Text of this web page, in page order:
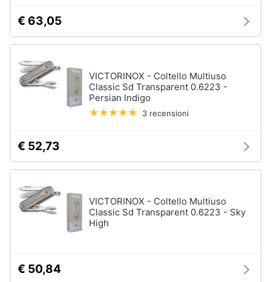
€ 63,05
VICTORINOX - Coltello Multiuso
Classic Sd Transparent 0.6223 -
Persian Indigo
3 recensioni
€ 52,73
VICTORINOX - Coltello Multiuso
Classic Sd Transparent 0.6223 - Sky
High
€ 50,84